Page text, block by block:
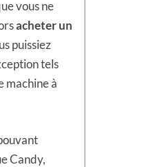
vous ne
acheter un
puissiez
tels
machine à
Candy,